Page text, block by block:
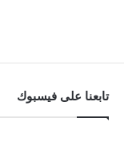
تابعنا على فيسبوك